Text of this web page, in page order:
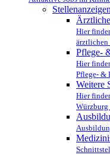
Hier
ärztlichen
Pflege-
Hier
Pflege- &
Weitere
Hier